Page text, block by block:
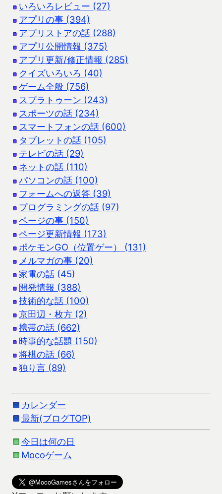
いろいろレビュー (27)
アプリの事 (394)
アプリストアの話 (288)
アプリ公開情報 (375)
アプリ更新/修正情報 (285)
クイズいろいろ (40)
ゲーム全般 (756)
スプラトゥーン (243)
スポーツの話 (234)
スマートフォンの話 (600)
タブレットの話 (105)
テレビの話 (29)
ネットの話 (110)
パソコンの話 (100)
フォームへの返答 (39)
プログラミングの話 (97)
ページの事 (150)
ページ更新情報 (173)
ポケモンGO（位置ゲー） (131)
メルマガの事 (20)
家電の話 (45)
開発情報 (388)
技術的な話 (100)
京田辺・枚方 (2)
携帯の話 (662)
時事的な話題 (150)
将棋の話 (66)
独り言 (89)
カレンダー
最新(ブログTOP)
今日は何の日
Mocoゲーム